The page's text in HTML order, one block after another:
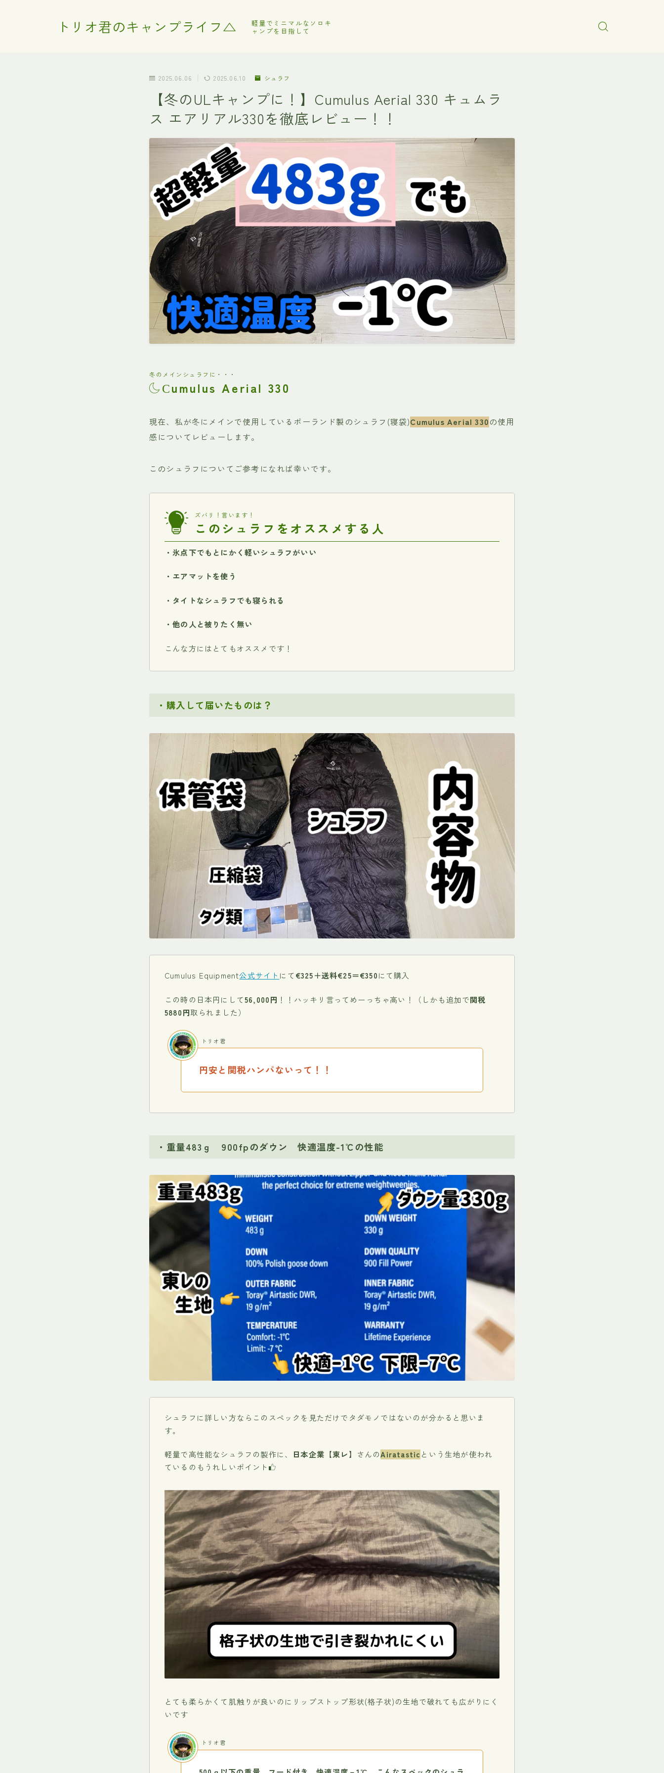
トリオ君のキャンプライフ△
軽量でミニマルなソロキ
ャンプを目指して
2025.06.06 2025.06.10 シュラフ
【冬のULキャンプに！】Cumulus Aerial 330 キュムラ
ス エアリアル330を徹底レビュー！！
冬のメインシュラフに・・・
C umulus Aerial 330
現在、私が冬にメインで使用しているポーランド製のシュラフ(寝袋)Cumulus Aerial 330の使用
感についてレビューします。
このシュラフについてご参考になれば幸いです。
ズバリ！言います！
このシュラフをオススメする人
・氷点下でもとにかく軽いシュラフがいい
・エアマットを使う
・タイトなシュラフでも寝られる
・他の人と被りたく無い
こんな方にはとてもオススメです！
・ 購入して届いたものは？
Cumulus Equipment公式サイト にて€325＋送料€25＝€350にて購入
この時の日本円にして56,000円 ！！ハッキリ言ってめーっちゃ高い！（しかも追加で関税
5880円取られました）
円安と関税ハンパないって！！
トリオ君
・重量483ｇ 900fpのダウン 快適温度-1℃の性能
シュラフに詳しい方ならこのスペックを見ただけでタダモノではないのが分かると思いま
す。
軽量で高性能なシュラフの製作に、 日本企業【東レ】 さんのAiratastic という生地が使われ
ているのもうれしいポイント
とても柔らかくて肌触りが良いのにリップストップ形状(格子状)の生地で破れても広がりにく
いです
トリオ君